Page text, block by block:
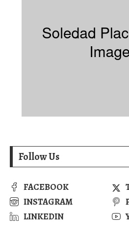
Follow Us
FACEBOOK
INSTAGRAM
LINKEDIN